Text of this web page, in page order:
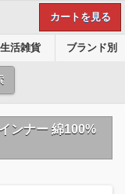
カートを見る
生活雑貨 ブランド別
ンナー 綿100%